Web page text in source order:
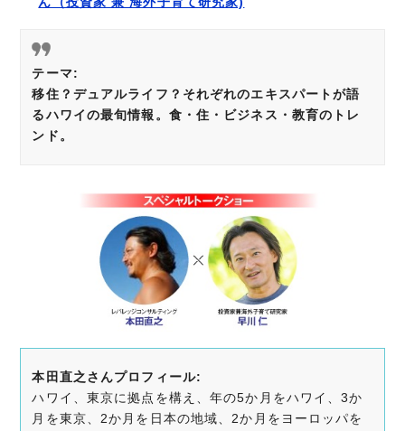
テーマ:
移住？デュアルライフ？それぞれのエキスパートが語
るハワイの最旬情報。食・住・ビジネス・教育のトレ
ンド。
本田直之さんプロフィール:
ハワイ、東京に拠点を構え、年の5か月をハワイ、3か
月を東京、2か月を日本の地域、2か月をヨーロッパを